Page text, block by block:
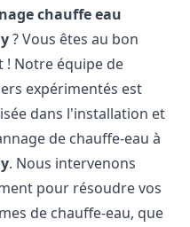
chauffe eau
? Vous êtes au bon
! Notre équipe de
expérimentés est
dans l'installation et
de chauffe-eau à
. Nous intervenons
pour résoudre vos
de chauffe-eau, que